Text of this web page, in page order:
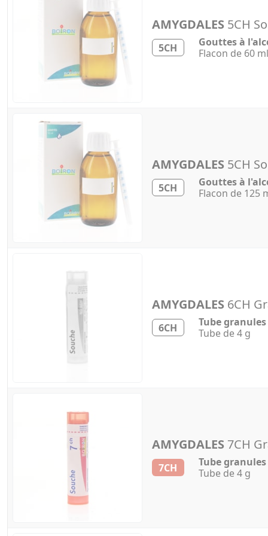
AMYGDALES 5CH
5CH
Gouttes à
Flacon de 60 ml
AMYGDALES 5CH
5CH
Gouttes à
Flacon de 125
AMYGDALES 6CH
6CH
Tube granules
Tube de 4 g
AMYGDALES 7CH
7CH
Tube granules
Tube de 4 g